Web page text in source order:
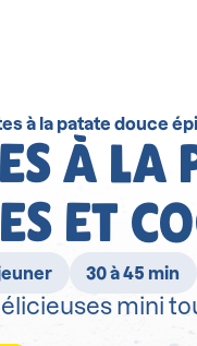
à la patate douce
À LA
ET
30 à 45 min
mini